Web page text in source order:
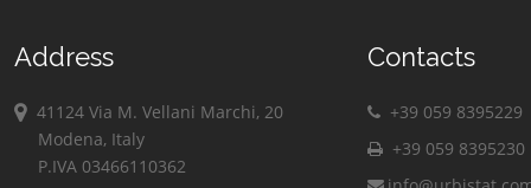
Address
41124 Via M. Vellani Marchi, 20
Modena, Italy
P.IVA 03466110362
Contacts
+39 059 8395229
+39 059 8395230